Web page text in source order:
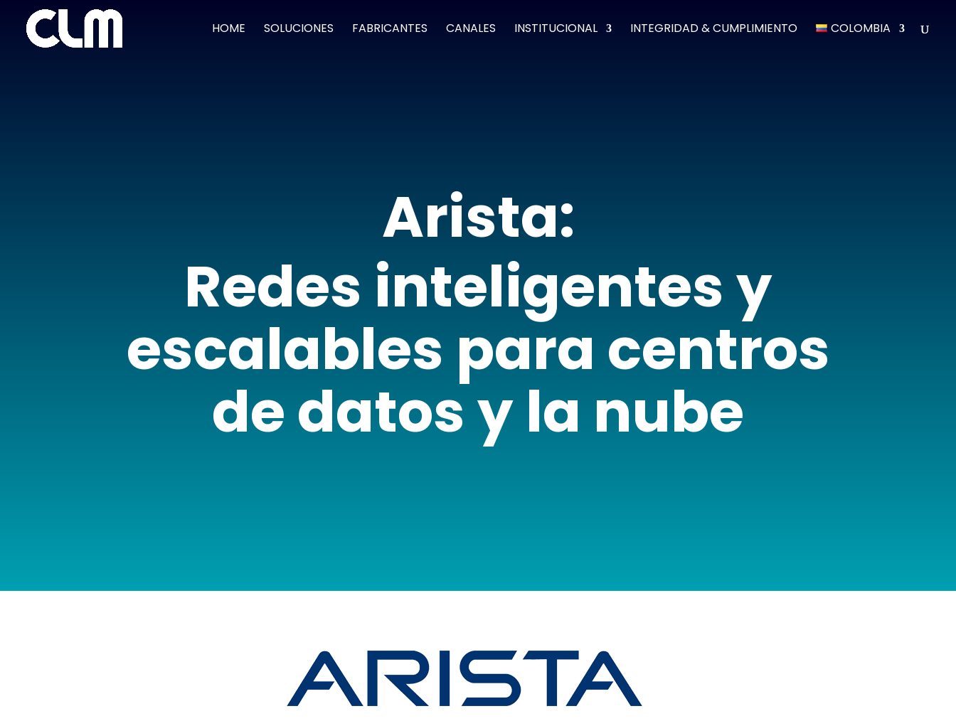
HOME SOLUCIONES FABRICANTES CANALES INSTITUCIONAL INTEGRIDAD & CUMPLIMIENTO COLOMBIA
Arista:
Redes inteligentes y
escalables para centros
de datos y la nube